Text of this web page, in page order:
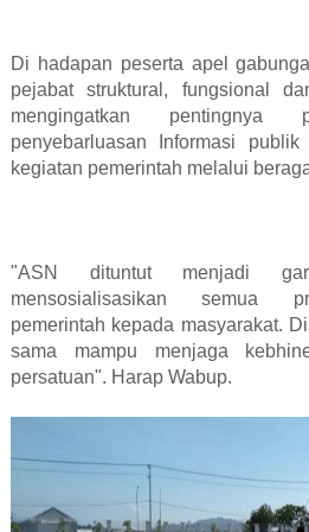
Di hadapan peserta apel
pejabat struktural, fungsional
mengingatkan
penyebarluasan Informasi
kegiatan pemerintah melalui
"ASN dituntut menjadi
mensosialisasikan semua
pemerintah kepada masyarakat.
sama mampu menjaga
persatuan". Harap Wabup.